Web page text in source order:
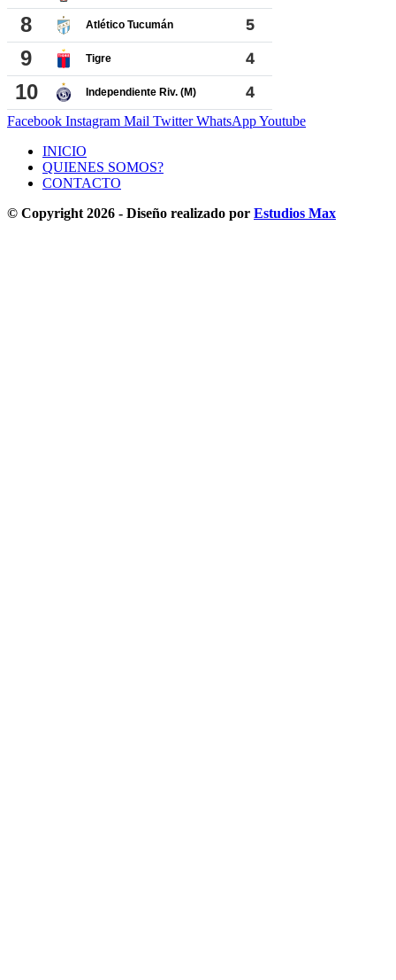
Facebook Instagram Mail Twitter WhatsAppYoutube
INICIO
QUIENES SOMOS?
CONTACTO
© Copyright 2026 - Diseño realizado por Estudios Max